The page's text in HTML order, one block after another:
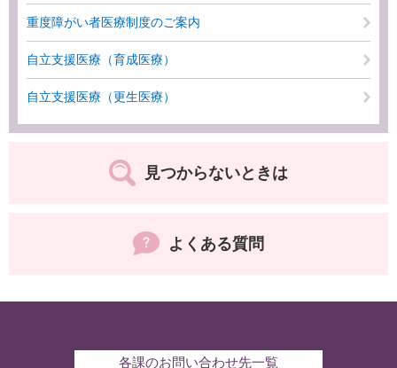
重度障がい者医療制度のご案内
自立支援医療（育成医療）
自立支援医療（更生医療）
見つからないときは
よくある質問
各課のお問い合わせ先一覧